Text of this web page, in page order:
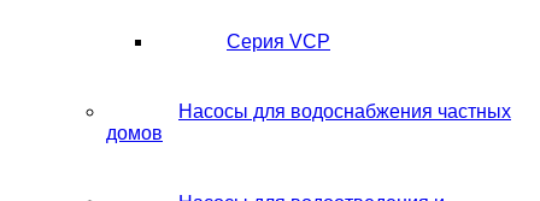
Серия VCP
Насосы для водоснабжения частных
домов